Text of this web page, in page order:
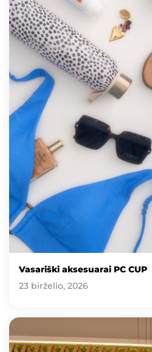
Vasariški aksesuarai PC CUP
23 birželio, 2026